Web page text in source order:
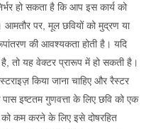
हो सकता है कि आप इस कार्य को
पर, मूल छवियों को मुद्रण या
की आवश्यकता होती है। यदि
तो यह वेक्टर प्रारूप में हो सकती है।
किया जाना चाहिए और रैस्टर
पास इष्टतम गुणवत्ता के लिए छवि को एक
कम करने के लिए इसे दोषरहित